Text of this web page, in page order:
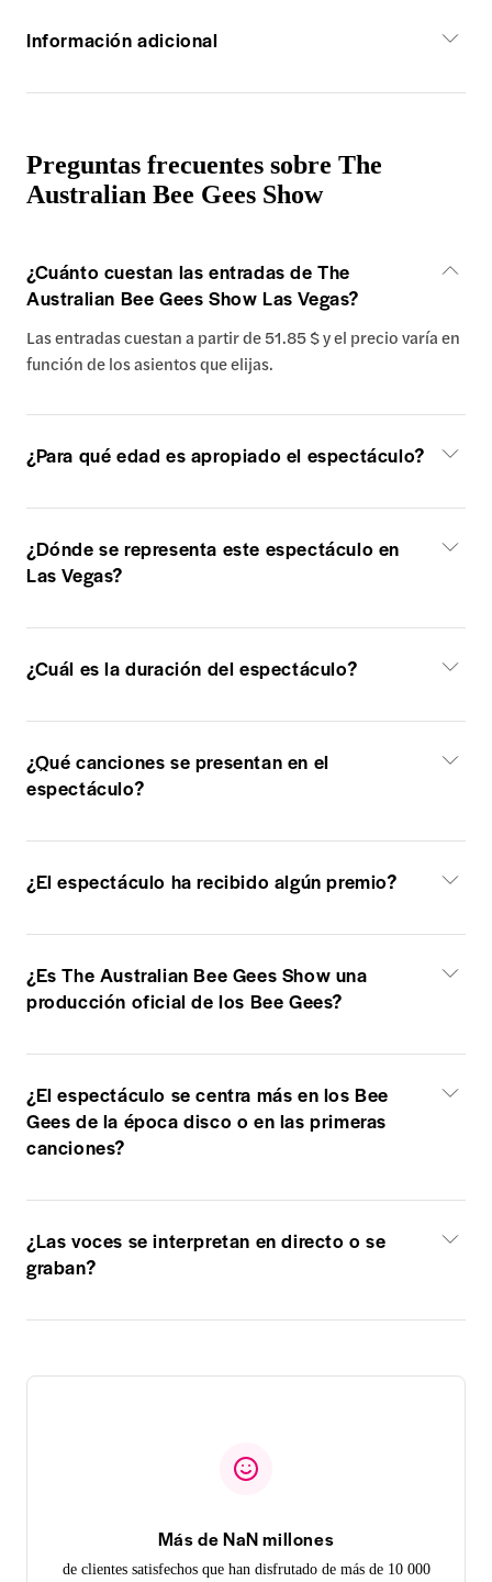
Información adicional
Preguntas frecuentes sobre The
Australian Bee Gees Show
¿Cuánto cuestan las entradas de The
Australian Bee Gees Show Las Vegas?
Las entradas cuestan a partir de 51.85 $ y el precio varía en
función de los asientos que elijas.
¿Para qué edad es apropiado el espectáculo?
¿Dónde se representa este espectáculo en
Las Vegas?
¿Cuál es la duración del espectáculo?
¿Qué canciones se presentan en el
espectáculo?
¿El espectáculo ha recibido algún premio?
¿Es The Australian Bee Gees Show una
producción oficial de los Bee Gees?
¿El espectáculo se centra más en los Bee
Gees de la época disco o en las primeras
canciones?
¿Las voces se interpretan en directo o se
graban?
Más de NaN millones
de clientes satisfechos que han disfrutado de más de 10 000